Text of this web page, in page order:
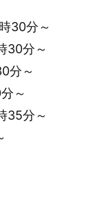
30分～
分～
分～
～
分～